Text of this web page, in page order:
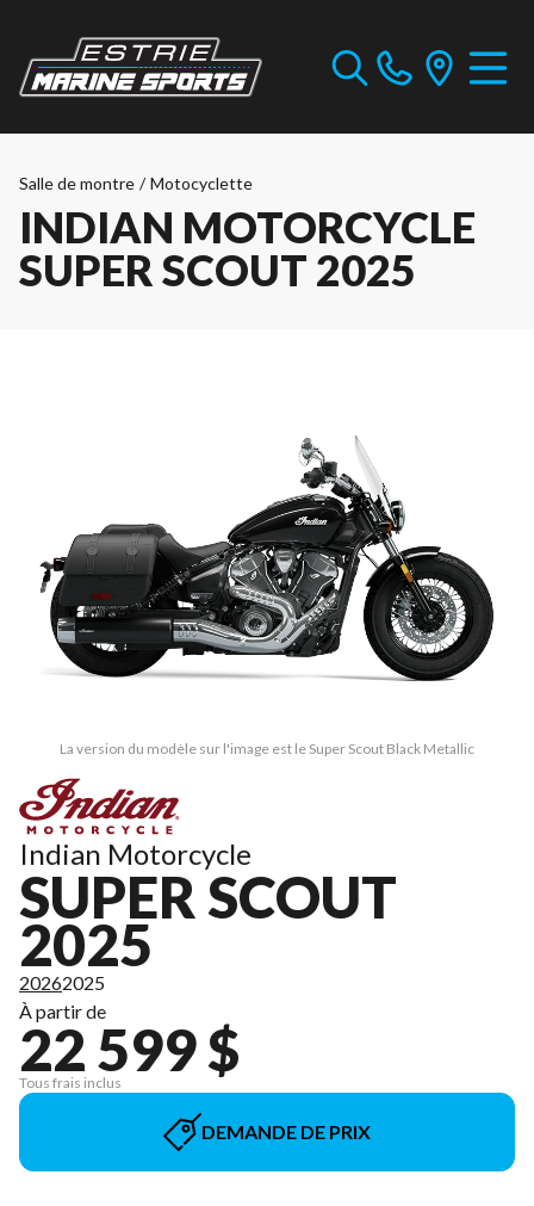
Salle de montre / Motocyclette
INDIAN MOTORCYCLE
SUPER SCOUT 2025
La version du modèle sur l'image est le Super Scout Black Metallic
Indian Motorcycle
SUPER SCOUT
2025
20262025
À partir de
22 599 $
Tous frais inclus
DEMANDE DE PRIX